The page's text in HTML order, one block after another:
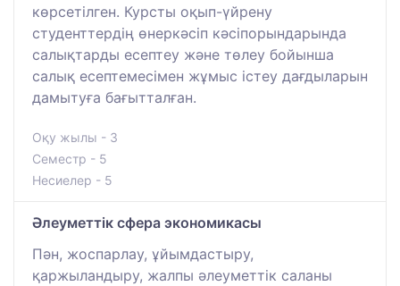
көрсетілген. Курсты оқып-үйрену
студенттердің өнеркәсіп кәсіпорындарында
салықтарды есептеу және төлеу бойынша
салық есептемесімен жұмыс істеу дағдыларын
дамытуға бағытталған.
Оқу жылы - 3
Семестр - 5
Несиелер - 5
Әлеуметтік сфера экономикасы
Пән, жоспарлау, ұйымдастыру,
қаржыландыру, жалпы әлеуметтік саланы